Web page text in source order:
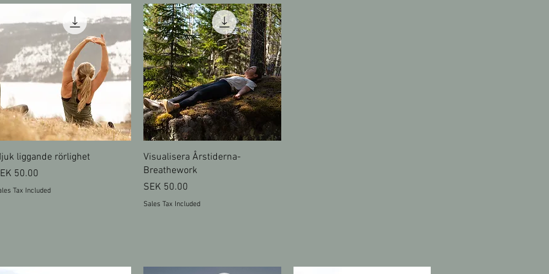
Quick View
liggande rörlighet
50.00
Tax Included
Quick View
Visualisera Årstiderna-
Breathework
Price
SEK 50.00
Sales Tax Included